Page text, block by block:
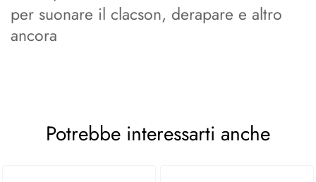
per suonare il clacson, derapare e altro
ancora
Potrebbe interessarti anche